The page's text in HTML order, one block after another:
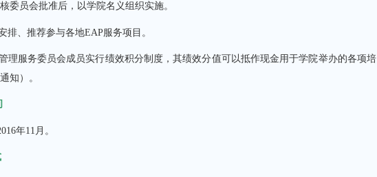
委员会批准后，以学院名义组织实施。
排、推荐参与各地EAP服务项目。
理服务委员会成员实行绩效积分制度，其绩效分值可以抵作现金用于学院举办的各项培
知）。
年11月。